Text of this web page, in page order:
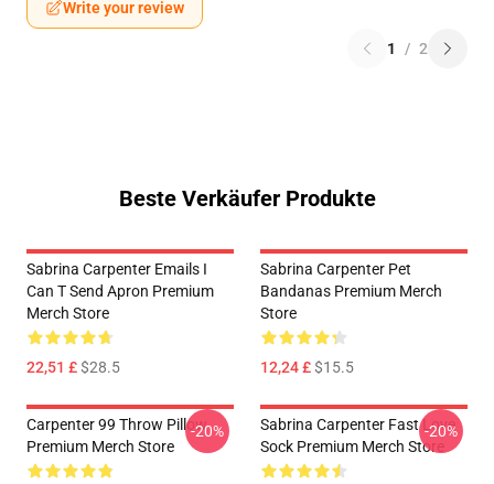
Write your review
1 / 2
Beste Verkäufer Produkte
Sabrina Carpenter Emails I
Can T Send Apron Premium
Merch Store
22,51 £$28.5
Sabrina Carpenter Pet
Bandanas Premium Merch
Store
12,24 £$15.5
Carpenter 99 Throw Pillow
Premium Merch Store
-20%
Sabrina Carpenter Fast Love
Sock Premium Merch Store
-20%